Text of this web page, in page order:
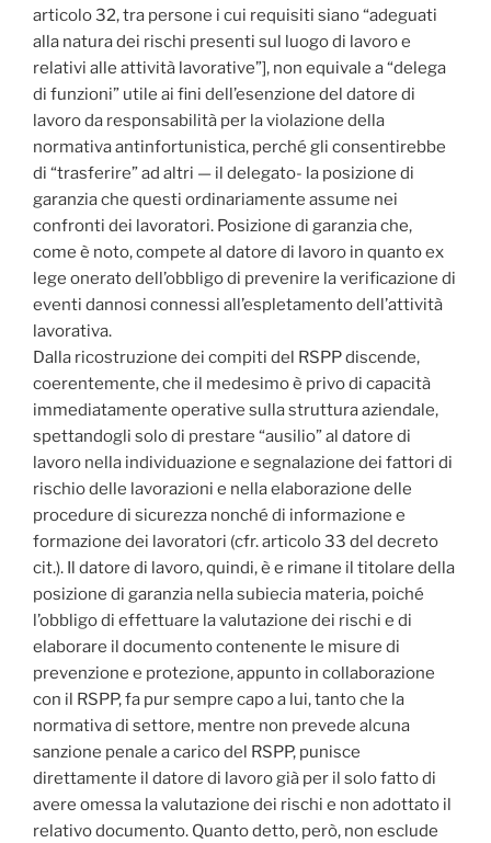
articolo 32, tra persone i cui requisiti siano “adeguati
alla natura dei rischi presenti sul luogo di lavoro e
relativi alle attività lavorative”], non equivale a “delega
di funzioni” utile ai fini dell’esenzione del datore di
lavoro da responsabilità per la violazione della
normativa antinfortunistica, perché gli consentirebbe
di “trasferire” ad altri — il delegato- la posizione di
garanzia che questi ordinariamente assume nei
confronti dei lavoratori. Posizione di garanzia che,
come è noto, compete al datore di lavoro in quanto ex
lege onerato dell’obbligo di prevenire la verificazione di
eventi dannosi connessi all’espletamento dell’attività
lavorativa.
Dalla ricostruzione dei compiti del RSPP discende,
coerentemente, che il medesimo è privo di capacità
immediatamente operative sulla struttura aziendale,
spettandogli solo di prestare “ausilio” al datore di
lavoro nella individuazione e segnalazione dei fattori di
rischio delle lavorazioni e nella elaborazione delle
procedure di sicurezza nonché di informazione e
formazione dei lavoratori (cfr. articolo 33 del decreto
cit.). Il datore di lavoro, quindi, è e rimane il titolare della
posizione di garanzia nella subiecia materia, poiché
l’obbligo di effettuare la valutazione dei rischi e di
elaborare il documento contenente le misure di
prevenzione e protezione, appunto in collaborazione
con il RSPP, fa pur sempre capo a lui, tanto che la
normativa di settore, mentre non prevede alcuna
sanzione penale a carico del RSPP, punisce
direttamente il datore di lavoro già per il solo fatto di
avere omessa la valutazione dei rischi e non adottato il
relativo documento. Quanto detto, però, non esclude